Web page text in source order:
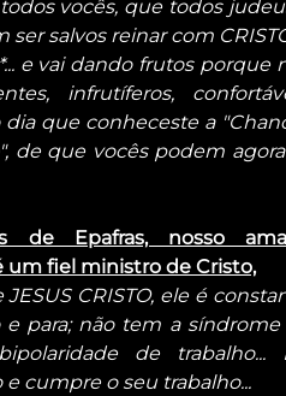
vocês, que todos
salvos reinar com
e vai dando frutos porque
infrutíferos,
dia que conheceste a
de que vocês podem
de Epafras, nosso
um fiel ministro de Cristo,
CRISTO, ele é
para; não tem a síndrome
de trabalho...
cumpre o seu trabalho...